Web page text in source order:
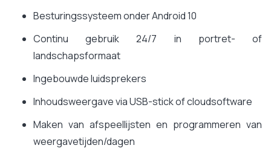
Besturingssysteem onder Android 10
Continu gebruik 24/7 in portret- of
landschapsformaat
Ingebouwde luidsprekers
Inhoudsweergave via USB-stick of cloudsoftware
Maken van afspeellijsten en programmeren van
weergavetijden/dagen